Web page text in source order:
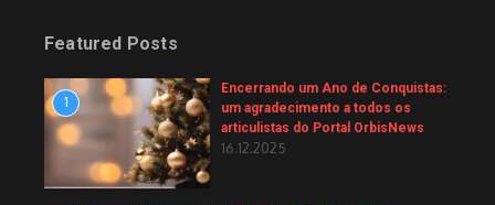
Featured Posts
1
Encerrando um Ano de Conquistas:
um agradecimento a todos os
articulistas do Portal OrbisNews
16.12.2025